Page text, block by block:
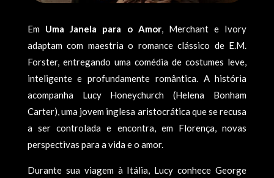
Em Uma Janela para o Amor, Merchant e Ivory
adaptam com maestria o romance clássico de E.M.
Forster, entregando uma comédia de costumes leve,
inteligente e profundamente romântica. A história
acompanha Lucy Honeychurch (Helena Bonham
Carter), uma jovem inglesa aristocrática que se recusa
a ser controlada e encontra, em Florença, novas
perspectivas para a vida e o amor.
Durante sua viagem à Itália, Lucy conhece George